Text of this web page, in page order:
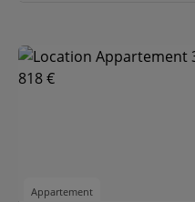
Appartement